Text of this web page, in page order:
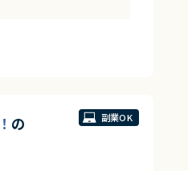
くコミットしていただ
の
副業OK